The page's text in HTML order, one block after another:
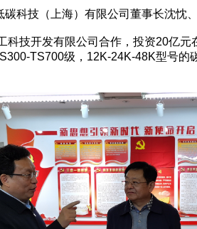
技（上海）有限公司董事长沈忱
开发有限公司合作，投资20亿元
TS700级，12K-24K-48K型号